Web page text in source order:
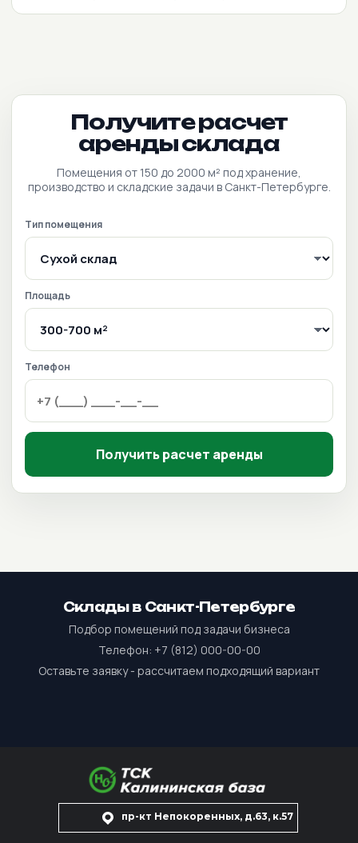
Получите расчет
аренды склада
Помещения от 150 до 2000 м² под хранение,
производство и складские задачи в Санкт-Петербурге.
Тип помещения
Площадь
Телефон
Получить расчет аренды
Склады в Санкт-Петербурге
Подбор помещений под задачи бизнеса
Телефон: +7 (812) 000-00-00
Оставьте заявку - рассчитаем подходящий вариант
пр-кт Непокоренных, д.63, к.57